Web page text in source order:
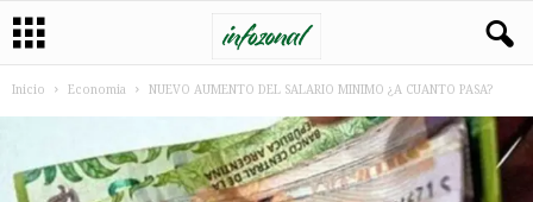
Inicio Economia NUEVO AUMENTO DEL SALARIO MINIMO ¿A CUANTO PASA?